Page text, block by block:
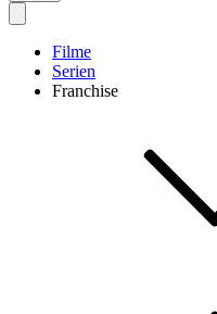
Filme
Serien
Franchise